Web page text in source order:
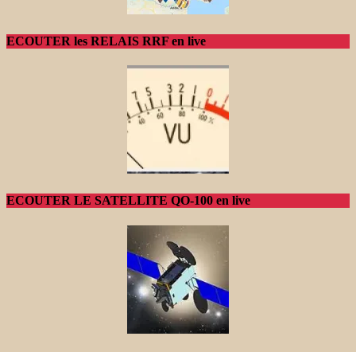
ECOUTER les RELAIS RRF en live
ECOUTER LE SATELLITE QO-100 en live